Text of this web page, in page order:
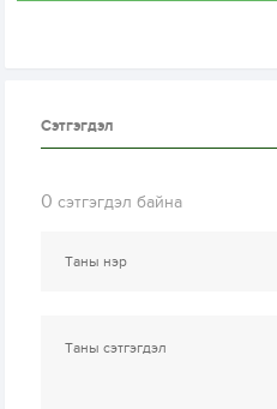
Сэтгэгдэл
0 сэтгэгдэл байна